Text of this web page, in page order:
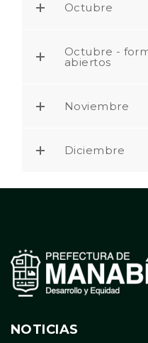
Octubre
Octubre -
abiertos
Noviembre
Diciembre
NOTICIAS